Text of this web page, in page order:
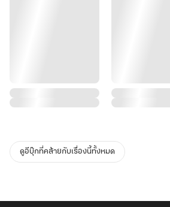
ดูอีบุ๊กที่คล้ายกับเรื่องนี้ทั้งหมด